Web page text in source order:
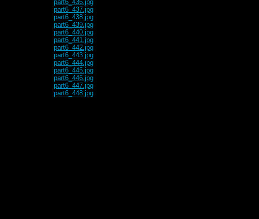
part6_436.jpg
part6_437.jpg
part6_438.jpg
part6_439.jpg
part6_440.jpg
part6_441.jpg
part6_442.jpg
part6_443.jpg
part6_444.jpg
part6_445.jpg
part6_446.jpg
part6_447.jpg
part6_448.jpg